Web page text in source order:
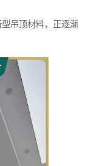
吊顶材料，正逐渐